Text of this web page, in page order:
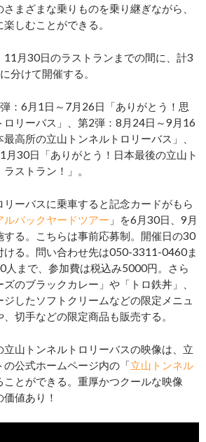
まざまな乗りものを乗り継ぎながら、
しむことができる。
月30日のラストランまでの間に、計3
分けて開催する。
：6月1日～7月26日「ありがとう！思
ロリーバス」、第2弾：8月24日～9月16
高所の立山トンネルトロリーバス」、
30日「ありがとう！日本最後の立山ト
ストラン！」。
ーバスに乗車すると記念カードがもら
ルバックヤードツアー 」を6月30日、9月
る。こちらは事前応募制。開催日の30
ける。問い合わせ先は050-3311-0460ま
人まで、参加費は税込み5000円。さら
のブラックカレー」や「トロ鉄丼」、
ジしたソフトクリームなどの限定メニュ
切手などの限定商品も販売する。
山トンネルトロリーバスの映像は、立
公式ホームページ内の「立山トンネル
ことができる。重厚かつクールな映像
値あり！